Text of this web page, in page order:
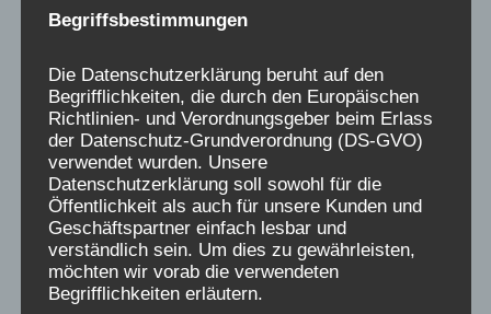
Geschenk an uns an, das uns verpflichtet,
dafür zu kämpfen, dass das Unrecht, was uns
als Kindern passiert ist, restlos aufgeklärt
wird, den Hintergründen nachgegangen wird
und Politik und Trägerlandschaft auch ihre
Verantwortung erkennen.
Die auf dieser Seite öffentlich eingestellten
Erinnerungs-Berichte wurden ausdrücklich der
Begriffsbestimmungen
Die Datenschutzerklärung beruht auf den
Begrifflichkeiten, die durch den Europäischen
Richtlinien- und Verordnungsgeber beim Erlass
der Datenschutz-Grundverordnung (DS-GVO)
verwendet wurden. Unsere
Datenschutzerklärung soll sowohl für die
Öffentlichkeit als auch für unsere Kunden und
Geschäftspartner einfach lesbar und
verständlich sein. Um dies zu gewährleisten,
möchten wir vorab die verwendeten
Begrifflichkeiten erläutern.